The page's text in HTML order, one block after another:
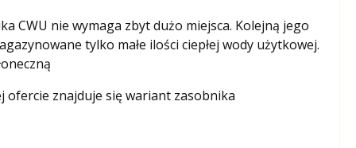
CWU nie wymaga zbyt dużo miejsca. Kolejną jego
tylko małe ilości ciepłej wody użytkowej.
ofercie znajduje się wariant zasobnika